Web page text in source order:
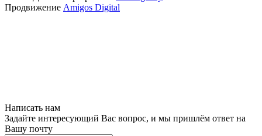
Продвижение Amigos Digital
Написать нам
Задайте интересующий Вас вопрос, и мы пришлём ответ на
Вашу почту